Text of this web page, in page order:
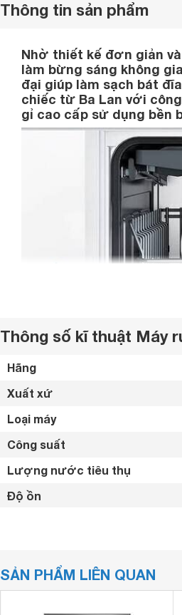
Thông tin sản phẩm
Nhờ thiết kế đơn giản và
làm bừng sáng không
đại giúp làm sạch bát
chiếc từ Ba Lan với
gỉ cao cấp sử dụng bền
Thông số kĩ thuật Máy
Hãng
Xuất xứ
Loại máy
Công suất
Lượng nước tiêu thụ
Độ ồn
Chất liệu cửa
SẢN PHẨM LIÊN QUAN